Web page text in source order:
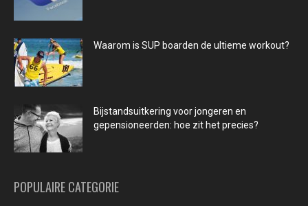
Waarom is SUP boarden de ultieme workout?
Bijstandsuitkering voor jongeren en
gepensioneerden: hoe zit het precies?
POPULAIRE CATEGORIE